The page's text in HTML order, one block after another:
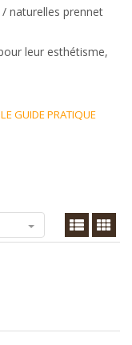
naturelles prennet
leur esthétisme,
GUIDE PRATIQUE